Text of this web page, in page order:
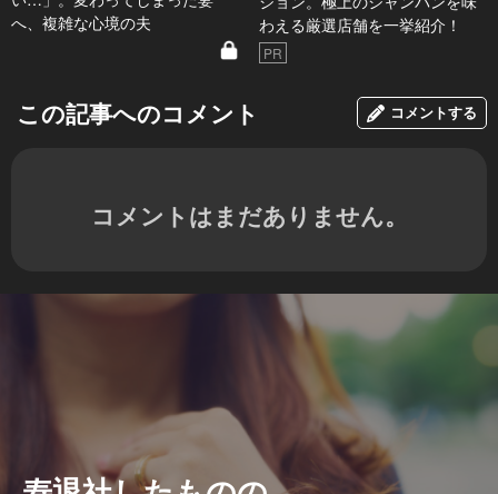
へ、複雑な心境の夫
わえる厳選店舗を一挙紹介！
PR
この記事へのコメント コメントする
コメントはまだありません。